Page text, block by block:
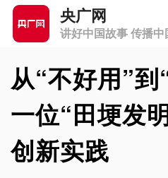
央广网
讲好中国故事 传播中
从“不好用”到
一位“田埂发
创新实践